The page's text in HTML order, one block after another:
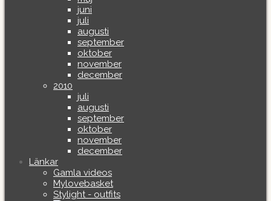
juni
juli
augusti
september
oktober
november
december
2010
juli
augusti
september
oktober
november
december
Länkar
Gamla videos
Mylovebasket
Stylight - outfits